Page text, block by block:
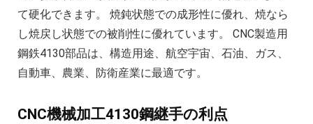
て硬化できます。 焼鈍状態での成形性に優れ、焼なら
し焼戻し状態での被削性に優れています。 CNC製造用
鋼鉄4130部品は、構造用途、航空宇宙、石油、ガス、
自動車、農業、防衛産業に最適です。
CNC機械加工4130鋼継手の利点